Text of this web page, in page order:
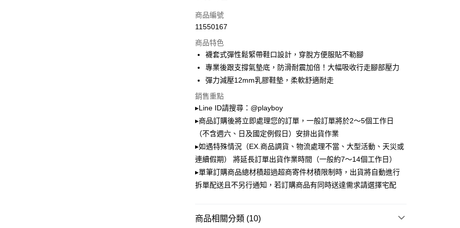
信用卡一次付款
LINE Pay
Apple Pay
Google Pay
相關說明
【大哥付你分期使用說明】
1.本服務由台灣大哥大提供，台灣大哥大用戶可立即使用無須另外申請。
2.付款方式選擇「大哥付你分期」，訂單成立後會自動跳轉到大哥付的交易
流程，驗證手機門號後，選擇欲分期的期數、繳款截止日，確認付款後即
完成交易。
消。如遇「轉專審核」未通過狀況，表示未達大哥付你分期系統評分，恕
無法說明評估內容。
ATM付款
運送方式
每筆NT$100，滿NT$900(含以上)免運費
商品編號
11550167
商品特色
襪套式彈性鬆緊帶鞋口設計，穿脫方便服貼不勒腳
專業後跟支撐氣墊底，防滑耐震加倍！大幅吸收行走腳部壓力
彈力減壓12mm乳膠鞋墊，柔軟舒適耐走
銷售重點
▸Line ID請搜尋：@playboy
▸商品訂購後將立即處理您的訂單，一般訂單將於2～5個工作日
（不含週六、日及國定例假日）安排出貨作業
▸如遇特殊情況（EX.商品調貨、物流處理不當、大型活動、天災或
連續假期） 將延長訂單出貨作業時間（一般約7～14個工作日）
▸單筆訂購商品總材積超過超商寄件材積限制時，出貨將自動進行
拆單配送且不另行通知，若訂購商品有同時送達需求請選擇宅配
商品相關分類 (10)